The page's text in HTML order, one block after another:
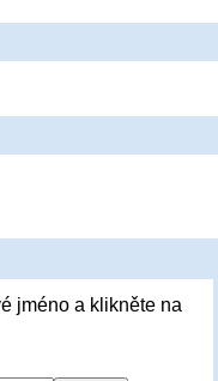
jméno a klikněte na